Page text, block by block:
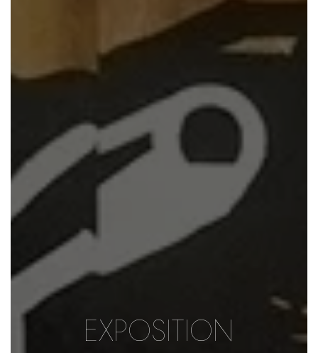
GARDEN OF HOPE